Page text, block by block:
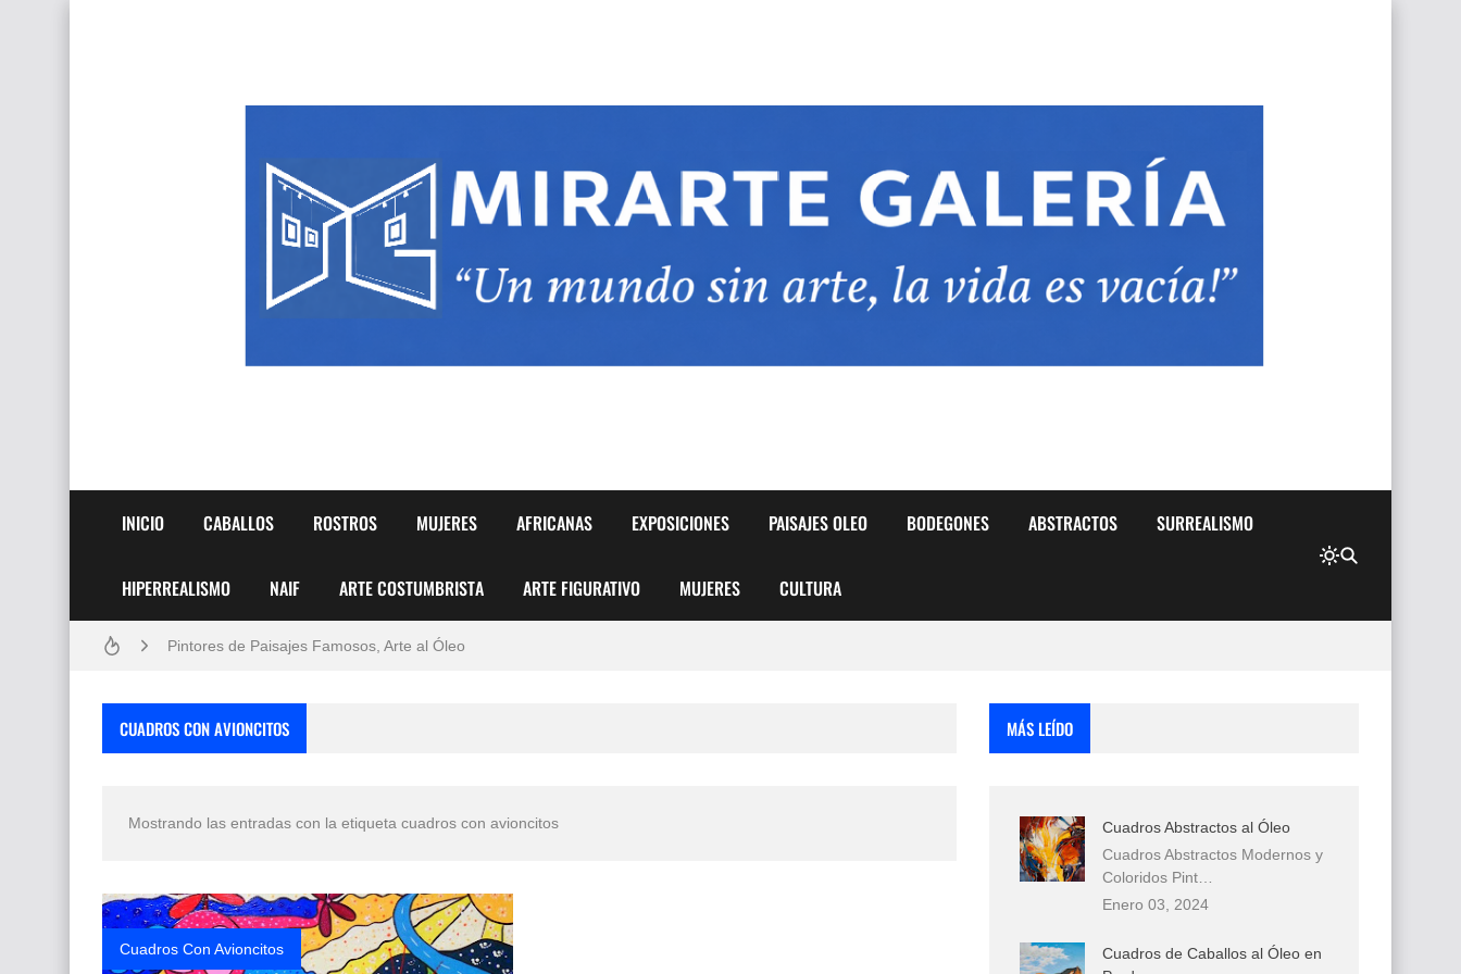
INICIO CABALLOS ROSTROS MUJERES AFRICANAS EXPOSICIONES PAISAJES OLEO BODEGONES ABSTRACTOS SURREALISMO
HIPERREALISMO NAIF ARTE COSTUMBRISTA ARTE FIGURATIVO MUJERES CULTURA
Frutas y Flores Para Colorear Imágenes
Pintores de Paisajes Famosos, Arte al Óleo
Rostros Bellos, La Perfección del Dibujo A Lápiz, Biryulina Vita
Fotos Artísticas de las Actrices de Hollywood Más Bellas del Mundo
CUADROS CON AVIONCITOS
Mostrando las entradas con la etiqueta cuadros con avioncitos
Cuadros Con Avioncitos
MÁS LEÍDO
Cuadros Abstractos al Óleo
Cuadros Abstractos Modernos y
Coloridos Pint…
Enero 03, 2024
Cuadros de Caballos al Óleo en